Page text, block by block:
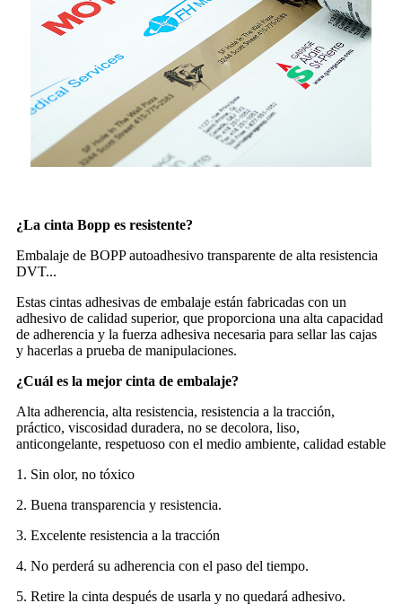
¿La cinta Bopp es resistente?
Embalaje de BOPP autoadhesivo transparente de alta resistencia
DVT...
Estas cintas adhesivas de embalaje están fabricadas con un
adhesivo de calidad superior, que proporciona una alta capacidad
de adherencia y la fuerza adhesiva necesaria para sellar las cajas
y hacerlas a prueba de manipulaciones.
¿Cuál es la mejor cinta de embalaje?
Alta adherencia, alta resistencia, resistencia a la tracción,
práctico, viscosidad duradera, no se decolora, liso,
anticongelante, respetuoso con el medio ambiente, calidad estable
1. Sin olor, no tóxico
2. Buena transparencia y resistencia.
3. Excelente resistencia a la tracción
4. No perderá su adherencia con el paso del tiempo.
5. Retire la cinta después de usarla y no quedará adhesivo.